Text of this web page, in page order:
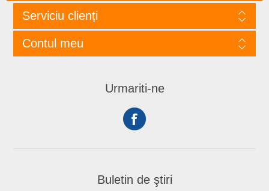
Serviciu clienți
Contul meu
Urmariti-ne
Buletin de ştiri